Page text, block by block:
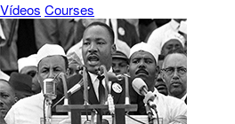
Vídeos Courses